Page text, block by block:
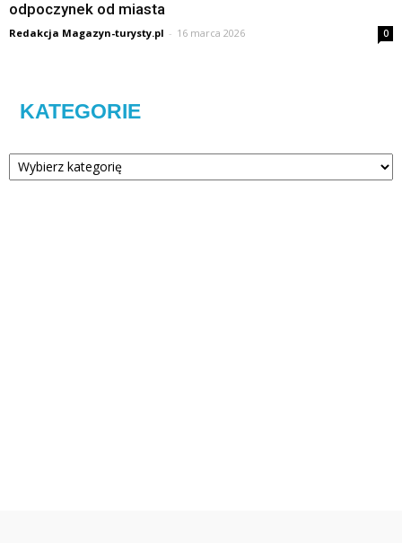
odpoczynek od miasta
Redakcja Magazyn-turysty.pl - 16 marca 2026 0
KATEGORIE
Kategorie